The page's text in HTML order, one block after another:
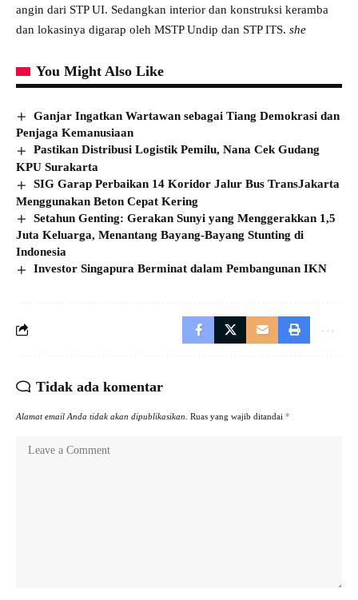
angin dari STP UI. Sedangkan interior dan konstruksi keramba
dan lokasinya digarap oleh MSTP Undip dan STP ITS. she
You Might Also Like
Ganjar Ingatkan Wartawan sebagai Tiang Demokrasi dan
Penjaga Kemanusiaan
Pastikan Distribusi Logistik Pemilu, Nana Cek Gudang
KPU Surakarta
SIG Garap Perbaikan 14 Koridor Jalur Bus TransJakarta
Menggunakan Beton Cepat Kering
Setahun Genting: Gerakan Sunyi yang Menggerakkan 1,5
Juta Keluarga, Menantang Bayang-Bayang Stunting di
Indonesia
Investor Singapura Berminat dalam Pembangunan IKN
Tidak ada komentar
Alamat email Anda tidak akan dipublikasikan. Ruas yang wajib ditandai *